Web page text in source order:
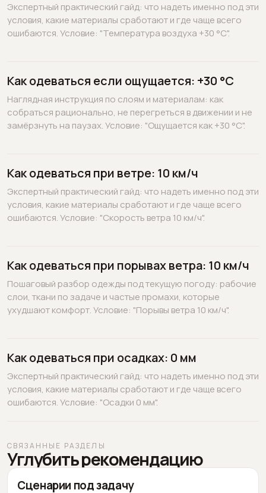
Экспертный практический гайд: что надеть именно под эти
условия, какие материалы сработают и где чаще всего
ошибаются. Условие: "Температура воздуха +30 °C".
Как одеваться если ощущается: +30 °C
Наглядная инструкция по слоям и материалам: как
собраться рационально, не перегреться в движении и не
замёрзнуть на паузах. Условие: "Ощущается как +30 °C".
Как одеваться при ветре: 10 км/ч
Экспертный практический гайд: что надеть именно под эти
условия, какие материалы сработают и где чаще всего
ошибаются. Условие: "Скорость ветра 10 км/ч".
Как одеваться при порывах ветра: 10 км/ч
Пошаговый разбор одежды под текущую погоду: рабочие
слои, ткани по задаче и частые промахи, которые
ухудшают комфорт. Условие: "Порывы ветра 10 км/ч".
Как одеваться при осадках: 0 мм
Экспертный практический гайд: что надеть именно под эти
условия, какие материалы сработают и где чаще всего
ошибаются. Условие: "Осадки 0 мм".
СВЯЗАННЫЕ РАЗДЕЛЫ
Углубить рекомендацию
Сценарии под задачу